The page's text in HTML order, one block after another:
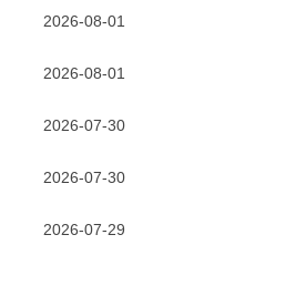
2026-08-01
2026-08-01
2026-07-30
2026-07-30
2026-07-29